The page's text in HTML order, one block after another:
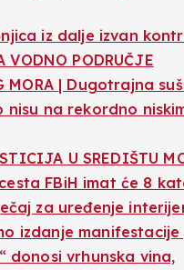
iz dalje izvan
VODNO PODRUČJE
MORA | Dugotrajna
nisu na rekordno
U SREDIŠTU
FBiH imat će 8
za uređenje
izdanje manifestacije
donosi vrhunska vina,